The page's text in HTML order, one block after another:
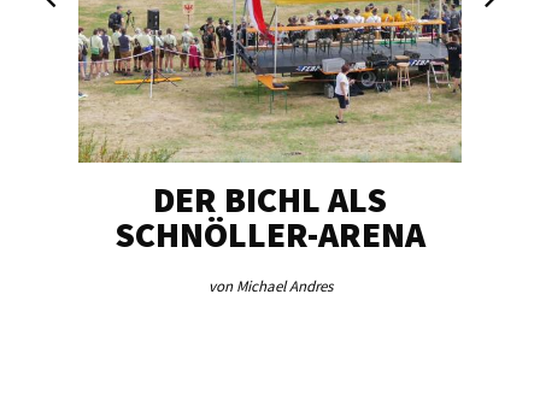
DER BICHL ALS
SCHNÖLLER-ARENA
von Michael Andres